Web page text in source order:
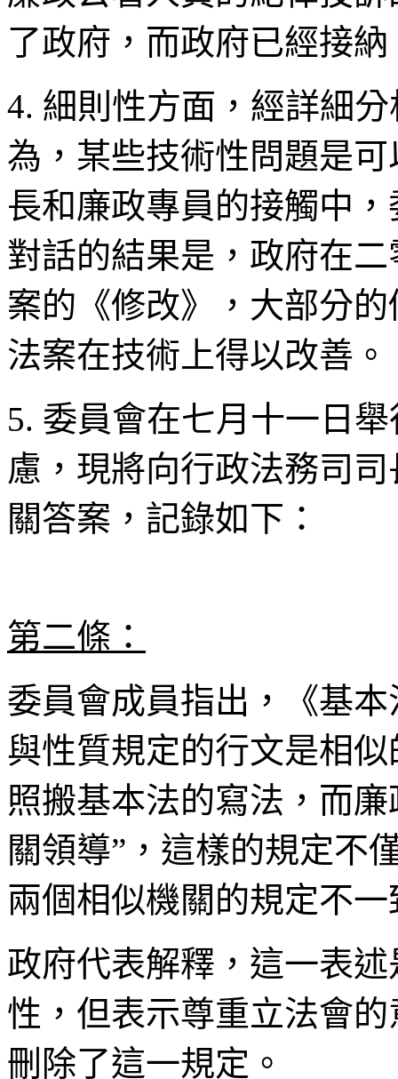
了政府，而政府已經接納
4. 細則性方面，經詳細
為，某些技術性問題是
長和廉政專員的接觸中
對話的結果是，政府在
案的《修改》，大部分
法案在技術上得以改善。
5. 委員會在七月十一日
慮，現將向行政法務司
關答案，記錄如下：
第二條：
委員會成員指出，《基
與性質規定的行文是相
照搬基本法的寫法，而
關領導”，這樣的規定不
兩個相似機關的規定不
政府代表解釋，這一表
性，但表示尊重立法會
刪除了這一規定。